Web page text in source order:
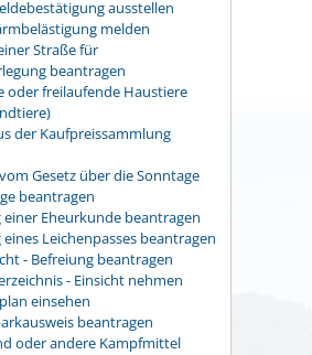
ausstellen
melden
Straße für
beantragen
oder freilaufende Haustiere
der Kaufpreissammlung
Gesetz über die Sonntage
beantragen
einer Eheurkunde beantragen
Leichenpasses beantragen
- Befreiung beantragen
- Einsicht nehmen
einsehen
beantragen
oder andere Kampfmittel